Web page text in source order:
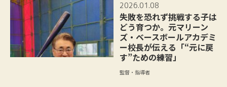
2026.01.08
失敗を恐れず挑戦する子は
どう育つか。元マリーン
ズ・ベースボールアカデミ
ー校長が伝える「“元に戻
す”ための練習」
監督・指導者